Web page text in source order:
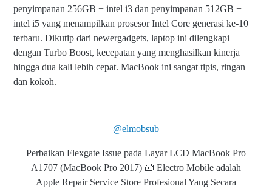
penyimpanan 256GB + intel i3 dan penyimpanan 512GB +
intel i5 yang menampilkan prosesor Intel Core generasi ke-10
terbaru. Dikutip dari newergadgets, laptop ini dilengkapi
dengan Turbo Boost, kecepatan yang menghasilkan kinerja
hingga dua kali lebih cepat. MacBook ini sangat tipis, ringan
dan kokoh.
@elmobsub
Perbaikan Flexgate Issue pada Layar LCD MacBook Pro
A1707 (MacBook Pro 2017) 🧰 Electro Mobile adalah
Apple Repair Service Store Profesional Yang Secara